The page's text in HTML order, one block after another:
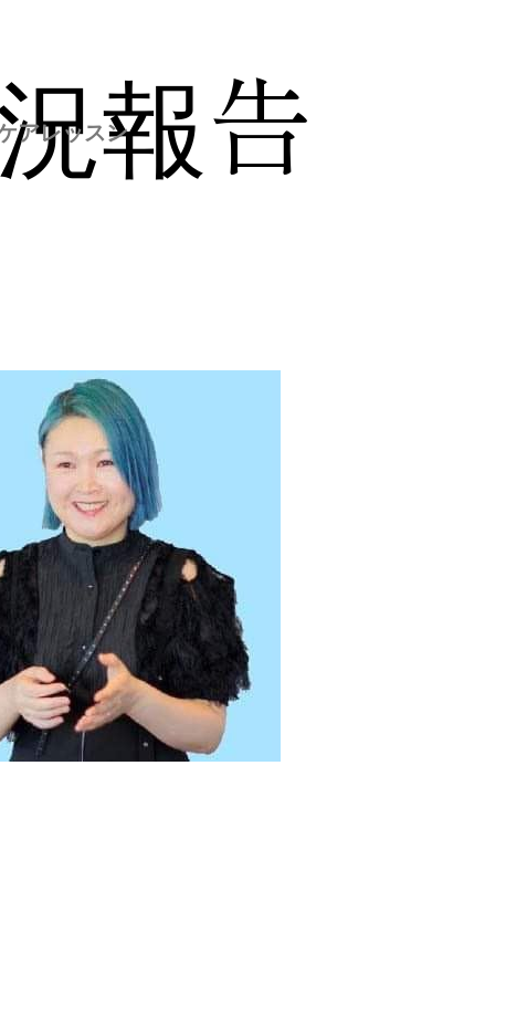
アレッスン報告